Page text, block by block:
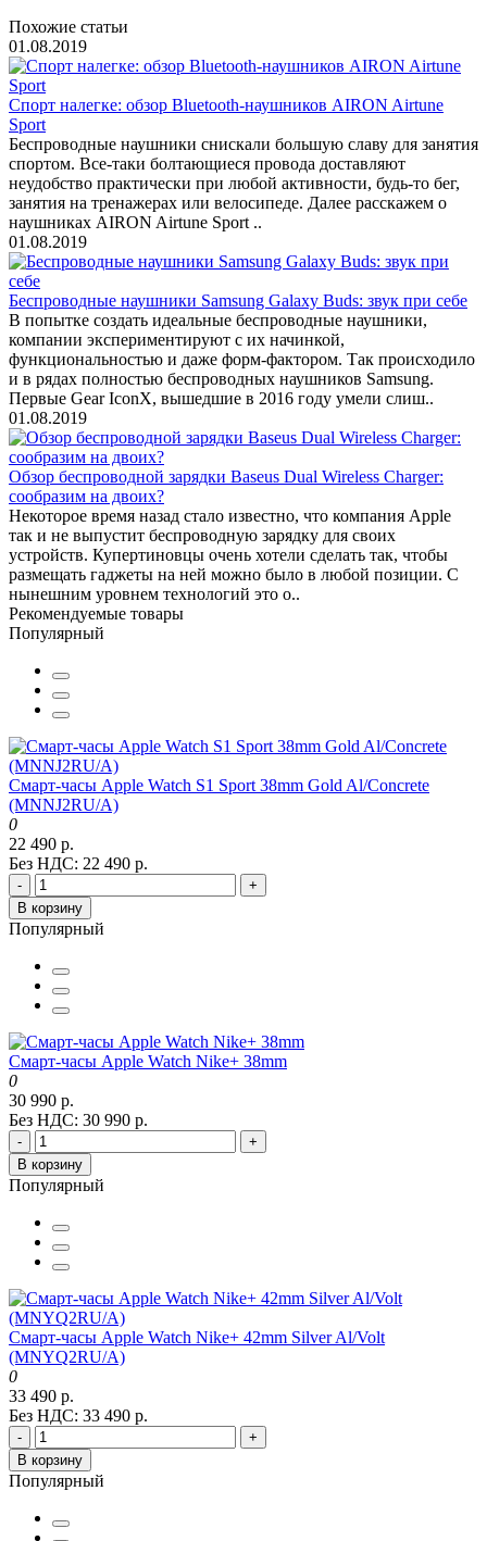
Похожие статьи
01.08.2019
Спорт налегке: обзор Bluetooth-наушников AIRON Airtune
Sport
Беспроводные наушники снискали большую славу для занятия
спортом. Все-таки болтающиеся провода доставляют
неудобство практически при любой активности, будь-то бег,
занятия на тренажерах или велосипеде. Далее расскажем о
наушниках AIRON Airtune Sport ..
01.08.2019
Беспроводные наушники Samsung Galaxy Buds: звук при себе
В попытке создать идеальные беспроводные наушники,
компании экспериментируют с их начинкой,
функциональностью и даже форм-фактором. Так происходило
и в рядах полностью беспроводных наушников Samsung.
Первые Gear IconX, вышедшие в 2016 году умели слиш..
01.08.2019
Обзор беспроводной зарядки Baseus Dual Wireless Charger:
сообразим на двоих?
Некоторое время назад стало известно, что компания Apple
так и не выпустит беспроводную зарядку для своих
устройств. Купертиновцы очень хотели сделать так, чтобы
размещать гаджеты на ней можно было в любой позиции. С
нынешним уровнем технологий это о..
Рекомендуемые товары
Популярный
Смарт-часы Apple Watch S1 Sport 38mm Gold Al/Concrete
(MNNJ2RU/A)
0
22 490 р.
Без НДС: 22 490 р.
-
+
В корзину
Популярный
Смарт-часы Apple Watch Nike+ 38mm
0
30 990 р.
Без НДС: 30 990 р.
-
+
В корзину
Популярный
Смарт-часы Apple Watch Nike+ 42mm Silver Al/Volt
(MNYQ2RU/A)
0
33 490 р.
Без НДС: 33 490 р.
-
+
В корзину
Популярный